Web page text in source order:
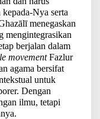
Nya serta
menegaskan
mengintegrasikan
berjalan dalam
movementFazlur
agama bersifat
untuk
Dengan
ilmu, tetapi